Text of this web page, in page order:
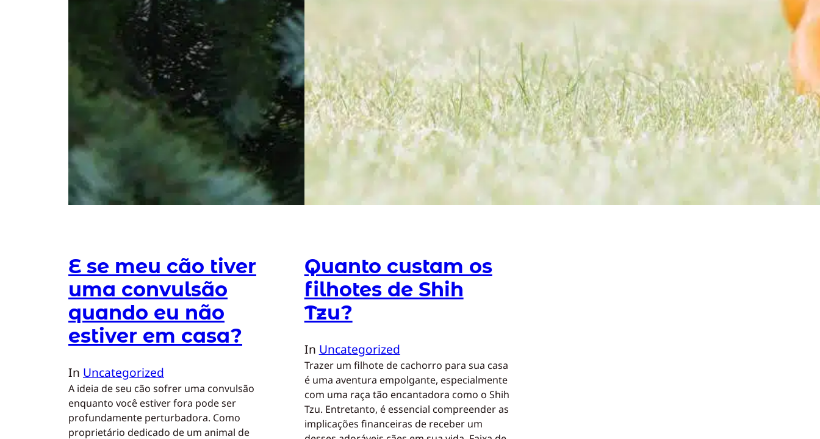
E se meu cão tiver
uma convulsão
quando eu não
estiver em casa?
In Uncategorized
A ideia de seu cão sofrer uma convulsão
enquanto você estiver fora pode ser
profundamente perturbadora. Como
proprietário dedicado de um animal de
Quanto custam os
filhotes de Shih
Tzu?
In Uncategorized
Trazer um filhote de cachorro para sua casa
é uma aventura empolgante, especialmente
com uma raça tão encantadora como o Shih
Tzu. Entretanto, é essencial compreender as
implicações financeiras de receber um